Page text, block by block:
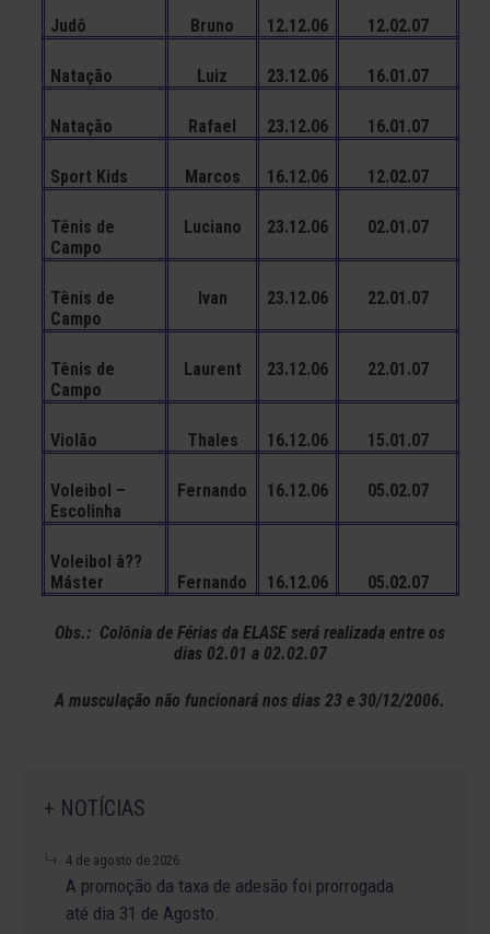
Judô Bruno 12.12.06 12.02.07
Natação Luiz 23.12.06 16.01.07
Natação Rafael 23.12.06 16.01.07
Sport Kids Marcos 16.12.06 12.02.07
Tênis de
Campo
Luciano 23.12.06 02.01.07
Tênis de
Campo
Ivan 23.12.06 22.01.07
Tênis de
Campo
Laurent 23.12.06 22.01.07
Violão Thales 16.12.06 15.01.07
Voleibol –
Escolinha
Fernando 16.12.06 05.02.07
Voleibol â??
Máster
Fernando 16.12.06 05.02.07
Obs.: Colônia de Férias da ELASE será realizada entre os
dias 02.01 a 02.02.07
A musculação não funcionará nos dias 23 e 30/12/2006.
+ NOTÍCIAS
4 de agosto de 2026
A promoção da taxa de adesão foi prorrogada
até dia 31 de Agosto.